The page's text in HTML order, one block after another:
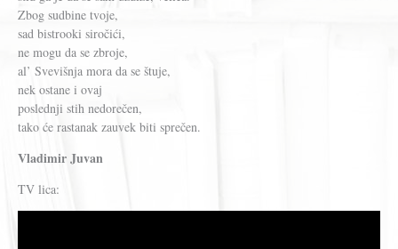
Zbog sudbine tvoje,
sad bistrooki siročići,
ne mogu da se zbroje,
al’ Svevišnja mora da se štuje,
nek ostane i ovaj
poslednji stih nedorečen,
tako će rastanak zauvek biti sprečen.
Vladimir Juvan
TV lica: